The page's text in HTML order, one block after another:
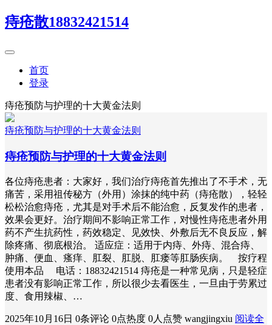
痔疮散18832421514
首页
登录
痔疮预防与护理的十大黄金法则
痔疮预防与护理的十大黄金法则
痔疮预防与护理的十大黄金法则
各位痔疮患者：大家好，我们治疗痔疮首先推出了不手术，无
痛苦，采用祖传秘方（外用）涂抹的纯中药（痔疮散），轻轻
松松治愈痔疮，尤其是对手术后不能治愈，反复发作的患者，
效果会更好。治疗期间不影响正常工作，对慢性痔疮患者外用
药不产生抗药性，药效稳定、见效快、外敷后无不良反应，解
除疼痛、彻底根治。 适应症：适用于内痔、外痔、混合痔、
肿痛、便血、瘙痒、肛裂、肛脱、肛瘘等肛肠疾病。 按疗程
使用本品 电话：18832421514 痔疮是一种常见病，只是轻症
患者没有影响正常工作，所以很少去看医生，一旦由于劳累过
度、食用辣椒、…
2025年10月16日 0条评论 0点热度 0人点赞 wangjingxiu 阅读全